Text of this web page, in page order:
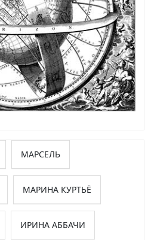
МАРСЕЛЬ
МАРИНА КУРТЬЁ
ИРИНА АББАЧИ